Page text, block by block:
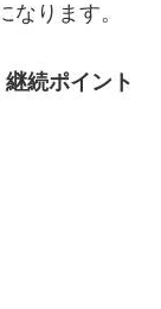
なります。
継続ポイント